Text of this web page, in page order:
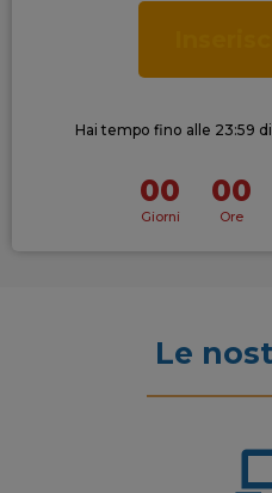
Hai tempo fino alle 23:59
00
Giorni
00
Ore
Le